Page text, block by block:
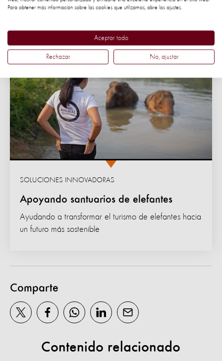
silvestres
Apoyando santuarios de elefantes
SOLUCIONES INNOVADORAS
Ayudando a transformar el turismo de elefantes hacia
un futuro más sostenible
Comparte
Contenido relacionado
Para obtener más información sobre las cookies que utilizamos, abre los ajustes.
Aceptar todo
Rechazar No, ajustar